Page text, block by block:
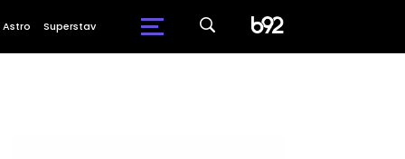
Astro Superstav